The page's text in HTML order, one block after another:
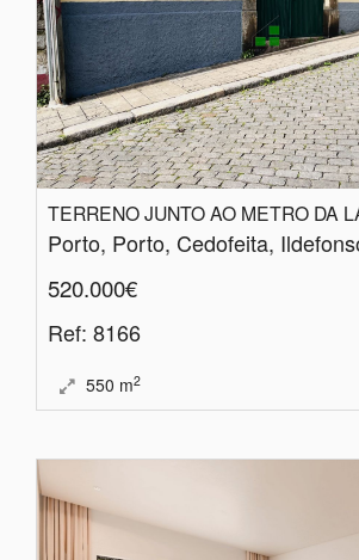
TERRENO JUNTO AO METRO DA
520.000€
Ref: 8166
550 m2